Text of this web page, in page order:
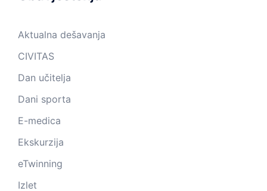
Aktualna dešavanja
CIVITAS
Dan učitelja
Dani sporta
E-medica
Ekskurzija
eTwinning
Izlet